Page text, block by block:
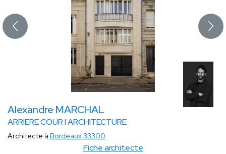
Alexandre MARCHAL
ARRIERE COUR I ARCHITECTURE
Fiche architecte
Architecte à Bordeaux 33300